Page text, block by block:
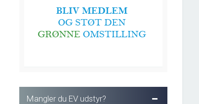
Mangler du EV udstyr?